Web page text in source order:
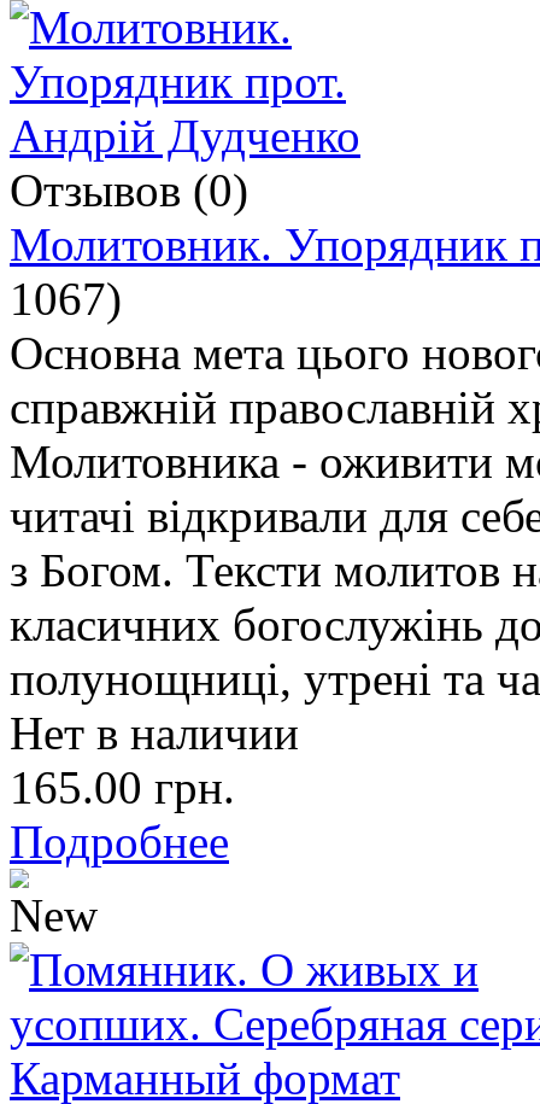
Отзывов (0)
Молитовник. Упорядник
1067)
Основна мета цього
справжній православній
Молитовника - оживити
читачі відкривали для
з Богом. Тексти молитов
класичних богослужінь
полунощниці, утрені та
Нет в наличии
165.00 грн.
Подробнее